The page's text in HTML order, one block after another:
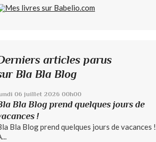
articles parus
Bla Bla Blog
06 juillet 2026 00h00
Bla Blog prend quelques jours de
!
Bla Blog prend quelques jours de vacances !